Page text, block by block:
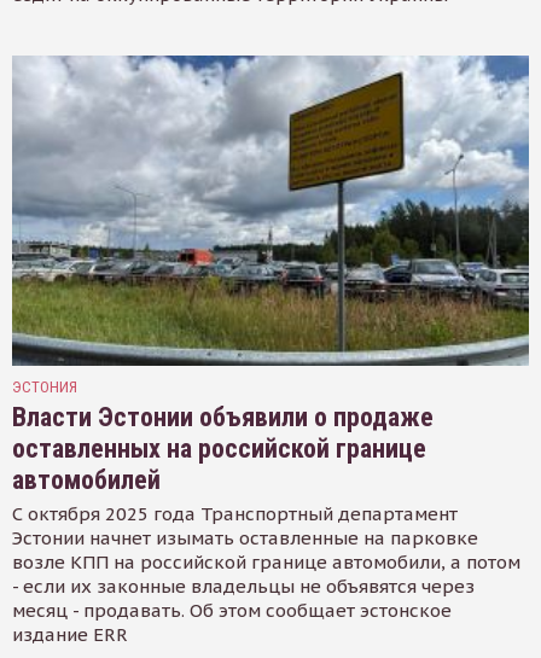
ЭСТОНИЯ
Власти Эстонии объявили о продаже
оставленных на российской границе
автомобилей
С октября 2025 года Транспортный департамент
Эстонии начнет изымать оставленные на парковке
возле КПП на российской границе автомобили, а потом
- если их законные владельцы не объявятся через
месяц - продавать. Об этом сообщает эстонское
издание ERR